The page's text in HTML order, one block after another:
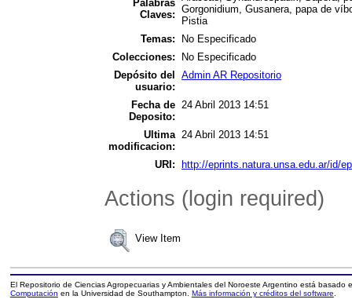
Palabras
Claves: Gorgonidium, Gusanera, papa de
Pistia
Temas:
No Especificado
Colecciones:
No Especificado
Depósito del
usuario:
Admin AR Repositorio
Fecha de
Deposito:
24 Abril 2013 14:51
Ultima
modificacion:
24 Abril 2013 14:51
URI: http://eprints.natura.unsa.edu.ar/id/
Actions (login required)
View Item
El Repositorio de Ciencias Agropecuarias y Ambientales del Noroeste Argentino está basado
Computación en la Universidad de Southampton. Más información y créditos del software